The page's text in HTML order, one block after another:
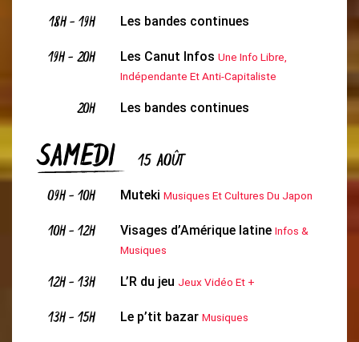
18H-19H Les bandes continues
19H-20H Les Canut Infos Une Info Libre,
Indépendante Et Anti-Capitaliste
20H Les bandes continues
SAMEDI 15 AOÛT
09H-10H Muteki Musiques Et Cultures Du Japon
10H-12H Visages d’Amérique latine Infos &
Musiques
12H-13H L’R du jeu Jeux Vidéo Et +
13H-15H Le p’tit bazar Musiques